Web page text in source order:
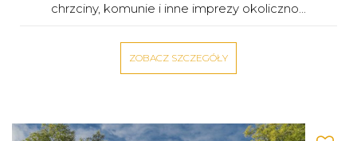
chrzciny, komunie i inne imprezy okoliczno...
ZOBACZ SZCZEGÓŁY